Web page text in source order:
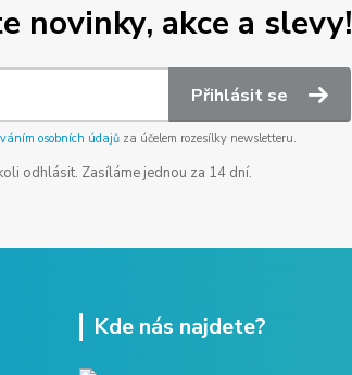
novinky, akce a slevy!
Přihlásit se
osobních údajůza účelem rozesílky newsletteru.
odhlásit. Zasíláme jednou za 14 dní.
Kde nás najdete?